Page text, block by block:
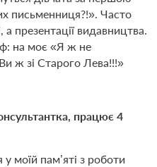
письменниця?!». Часто
а презентації видавництва.
на моє «Я ж не
ж зі Старого Лева!!!»
працює 4
моїй пам’яті з роботи